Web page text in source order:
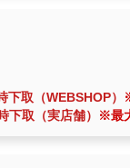
下取（WEBSHOP）
下取（実店舗）
※最